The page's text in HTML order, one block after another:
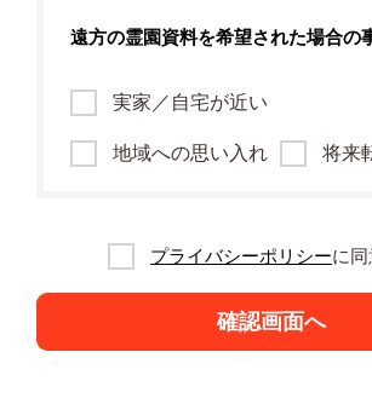
遠方の霊園資料を希望された場合の
実家／自宅が近い
地域への思い入れ 将来
プライバシーポリシーに
確認画面へ